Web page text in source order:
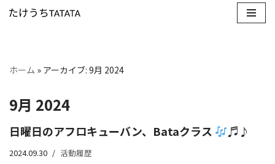
テ
へ
ス
キ
ッ
ホーム » アーカイブ: 9月 2024
9月 2024
日曜日のアフロキューバン、Bataクラス ♬♪
2024.09.30 活動履歴